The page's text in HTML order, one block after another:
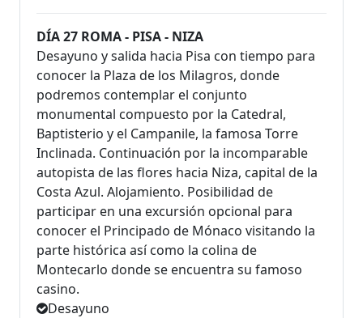
DÍA 27 ROMA - PISA - NIZA
Desayuno y salida hacia Pisa con tiempo para
conocer la Plaza de los Milagros, donde
podremos contemplar el conjunto
monumental compuesto por la Catedral,
Baptisterio y el Campanile, la famosa Torre
Inclinada. Continuación por la incomparable
autopista de las flores hacia Niza, capital de la
Costa Azul. Alojamiento. Posibilidad de
participar en una excursión opcional para
conocer el Principado de Mónaco visitando la
parte histórica así como la colina de
Montecarlo donde se encuentra su famoso
casino.
Desayuno